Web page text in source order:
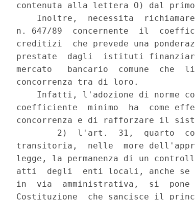
contenuta alla lettera O) dal primo
Inoltre,  necessita
n. 647/89  concernente  il
creditizi  che prevede una
prestate  dagli  istituti
mercato   bancario  comune
concorrenza tra di loro.
Infatti, l'adozione di norme
coefficiente  minimo  ha  come
concorrenza e di rafforzare il
2)  l'art.  31,  quarto
transitoria,  nelle  more
legge, la permanenza di un
atti  degli  enti locali, anche se
in  via  amministrativa,  si
Costituzione  che sancisce il